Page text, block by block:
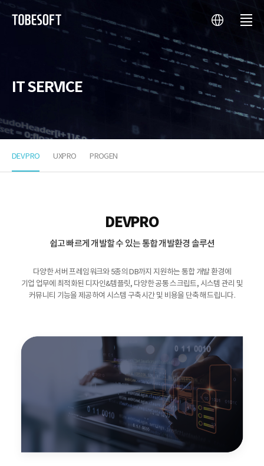
투
언
메
IT SERVICE
DEV PRO UXPRO PROGEN
DEVPRO
쉽고 빠르게 개발할 수 있는 통합 개발환경 솔루션
다양한 서버 프레임워크와 5종의 DB까지 지원하는 통합 개발 환경에
기업 업무에 최적화된 디자인&템플릿, 다양한 공통 스크립트, 시스템 관리 및
커뮤니티 기능을 제공하여 시스템 구축시간 및 비용을 단축해 드립니다.